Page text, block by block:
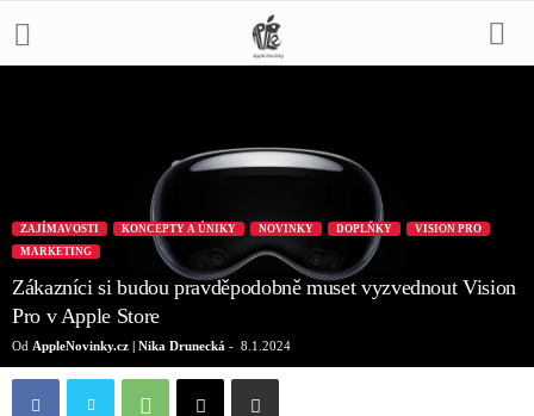
ZAJÍMAVOSTI KONCEPTY A ÚNIKY NOVINKY DOPLŇKY
VISION PRO
MARKETING
Zákazníci si budou pravděpodobně muset vyzvednout Vision
Pro v Apple Store
Od AppleNovinky.cz | Nika Drunecká - 8.1.2024